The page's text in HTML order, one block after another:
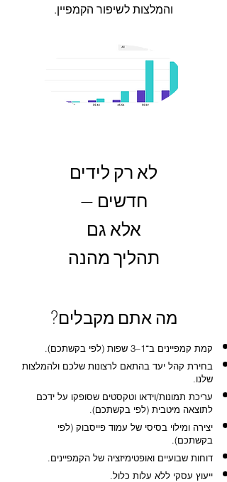
והמלצות לשיפור הקמפיין.
לא רק לידים
חדשים —
אלא גם
תהליך מהנה
מה אתם מקבלים?
קמת קמפיינים ב־1–3 שפות (לפי בקשתכם).
בחירת קהל יעד בהתאם לרצונות שלכם ולהמלצות
שלנו.
עריכת תמונות/וידאו וטקסטים שסופקו על ידכם
לתוצאה מיטבית (לפי בקשתכם).
יצירה ומילוי בסיסי של עמוד פייסבוק (לפי
בקשתכם).
דוחות שבועיים ואופטימיזציה של הקמפיינים.
ייעוץ עסקי ללא עלות כלול.